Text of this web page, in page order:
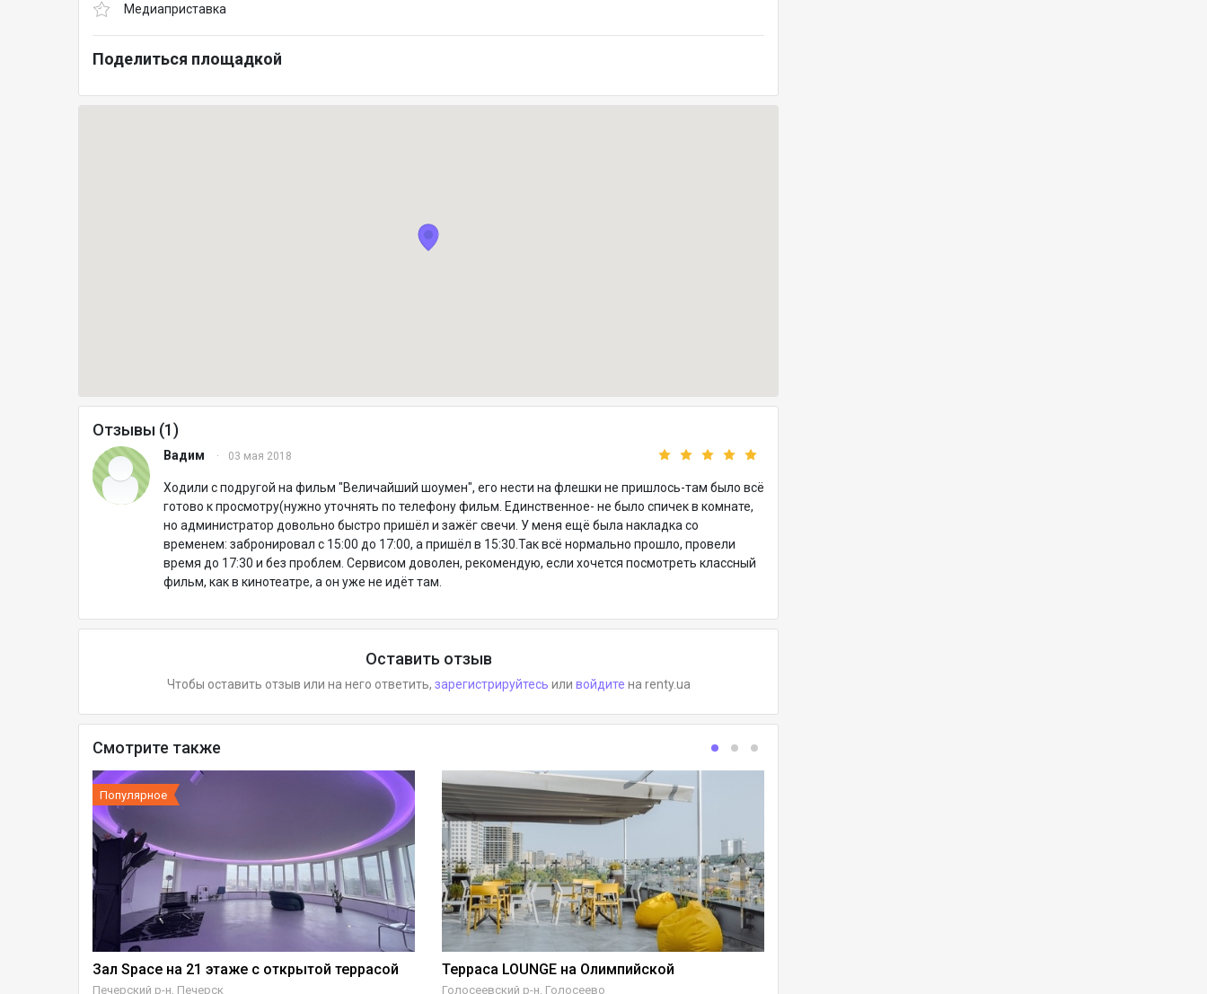
Медиаприставка
Поделиться площадкой
Отзывы (1)
Вадим · 03 мая 2018
Ходили с подругой на фильм "Величайший шоумен", его нести на флешки не пришлось-там было всё
готово к просмотру(нужно уточнять по телефону фильм. Единственное- не было спичек в комнате,
но администратор довольно быстро пришёл и зажёг свечи. У меня ещё была накладка со
временем: забронировал с 15:00 до 17:00, а пришёл в 15:30.Так всё нормально прошло, провели
время до 17:30 и без проблем. Сервисом доволен, рекомендую, если хочется посмотреть классный
фильм, как в кинотеатре, а он уже не идёт там.
Оставить отзыв
Чтобы оставить отзыв или на него ответить, зарегистрируйтесь или войдите на renty.ua
Смотрите также
Популярное
Зал Space на 21 этаже с открытой террасой
Печерский р-н, Печерск
Терраса LOUNGE на Олимпийской
Голосеевский р-н, Голосеево